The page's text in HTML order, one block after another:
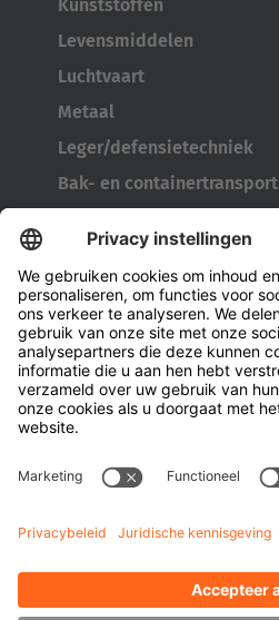
Kunststoffen
Levensmiddelen
Luchtvaart
Metaal
Leger/defensietechniek
Bak- en containertransport
Kabelhaspeltransporter
Deuren en ramen
Bedrijf
Over Hubtex
Duurzaamheid
Contactpersonen
Kennis
Downloads
Energiebeheer